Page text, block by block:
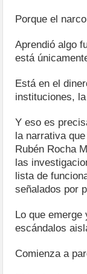
Porque el
Aprendió algo
está
Está en el
instituciones,
Y eso es
la narrativa
Rubén Rocha
las
lista de
señalados por
Lo que emerge
escándalos
Comienza a